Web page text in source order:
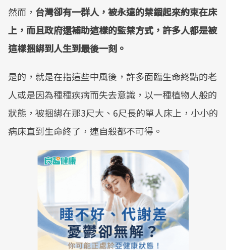
然而， 台灣卻有一群人，被永遠的禁錮起來約束在床
上，而且政府還補助這樣的監禁方式，許多人都是被
這樣捆綁到人生到最後一刻。
是的，就是在指這些中風後，許多面臨生命終點的老
人或是因為種種疾病而失去意識，以一種植物人般的
狀態，被捆綁在那3尺大、6尺長的單人床上，小小的
病床直到生命終了，連自殺都不可得。